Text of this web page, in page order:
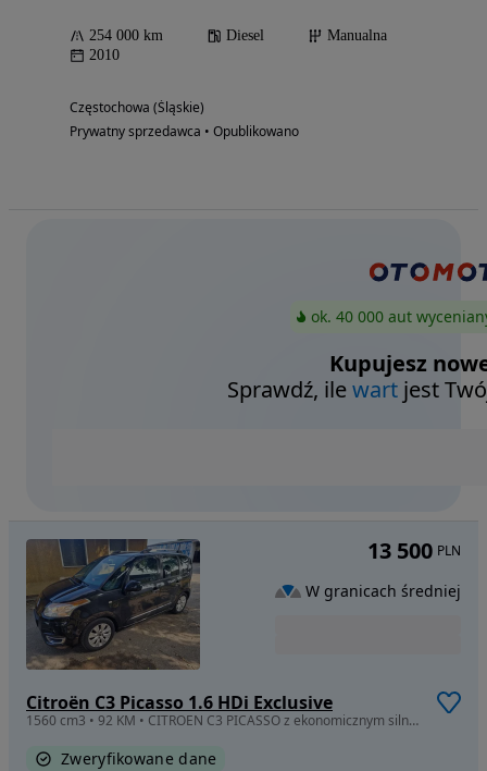
254 000 km Diesel
Manualna
2010
Częstochowa (Śląskie)
Prywatny sprzedawca • Opublikowano
ok. 40 000 aut
Kupujesz
Sprawdź, ilewart jest
Citroën C3 Picasso 1.6 HDi Exclusive
1560 cm3 • 92 KM • CITROEN C3 PICASSO z ekonomicznym silnikiem diesla 1.6 HDi o mocy 92KM
Zweryfikowane dane
13 500 PLN
W granicach średniej